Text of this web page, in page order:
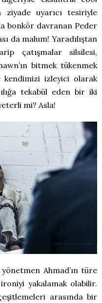
ziyade uyarıcı tesiriyle
bonkör davranan Peder
da malum! Yaradılıştan
çatışmalar silsilesi,
bitmek tükenmek
kendimizi izleyici olarak
tekabül eden bir iki
mi? Asla!
Ahmad’ın türe
yakalamak olabilir.
arasında bir